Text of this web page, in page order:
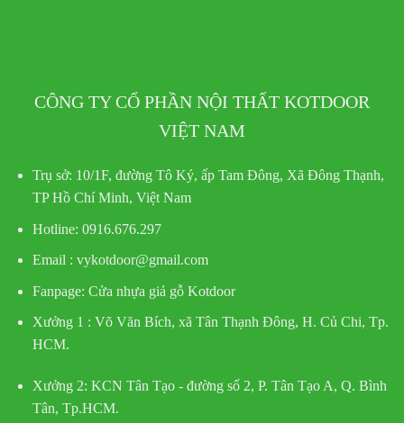
CÔNG TY CỔ PHẦN NỘI THẤT KOTDOOR
VIỆT NAM
Trụ sở: 10/1F, đường Tô Ký, ấp Tam Đông, Xã Đông Thạnh,
TP Hồ Chí Minh, Việt Nam
Hotline: 0916.676.297
Email : vykotdoor@gmail.com
Fanpage: Cửa nhựa giả gỗ Kotdoor
Xưởng 1 : Võ Văn Bích, xã Tân Thạnh Đông, H. Củ Chi, Tp.
HCM.
Xưởng 2: KCN Tân Tạo - đường số 2, P. Tân Tạo A, Q. Bình
Tân, Tp.HCM.